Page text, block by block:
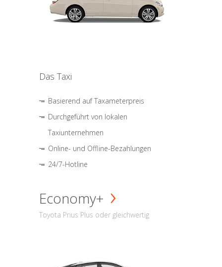
Das Taxi
Basierend auf Taxameterpreis
Durchgeführt von lokalen
Taxiunternehmen
Online- und Offline-Bezahlungen
24/7-Hotline
Economy+
Toyota Prius Plus oder gleichwertig